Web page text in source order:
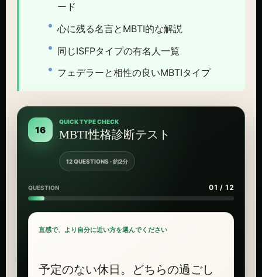
ード
心に残る名言とMBTI的な解説
同じISFPタイプの有名人一覧
フェデラーと相性の良いMBTIタイプ
16
QUICK TYPE CHECK
MBTI性格診断テスト
12 QUESTIONS · 約2分
QUESTION 01 / 12
直感で、より自分に近い方を選んでください
予定のない休日。どちらの過ごし